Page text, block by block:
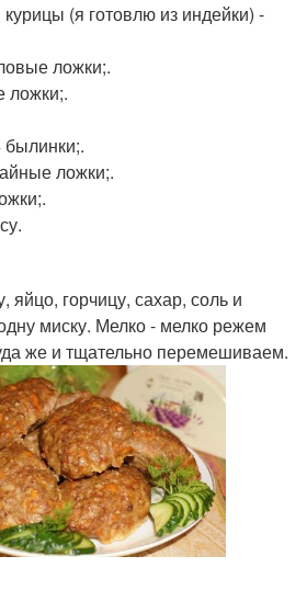
(я готовлю из индейки) -
ложки;.
ложки;.
былинки;.
ложки;.
горчицу, сахар, соль и
миску. Мелко - мелко режем
же и тщательно перемешиваем.